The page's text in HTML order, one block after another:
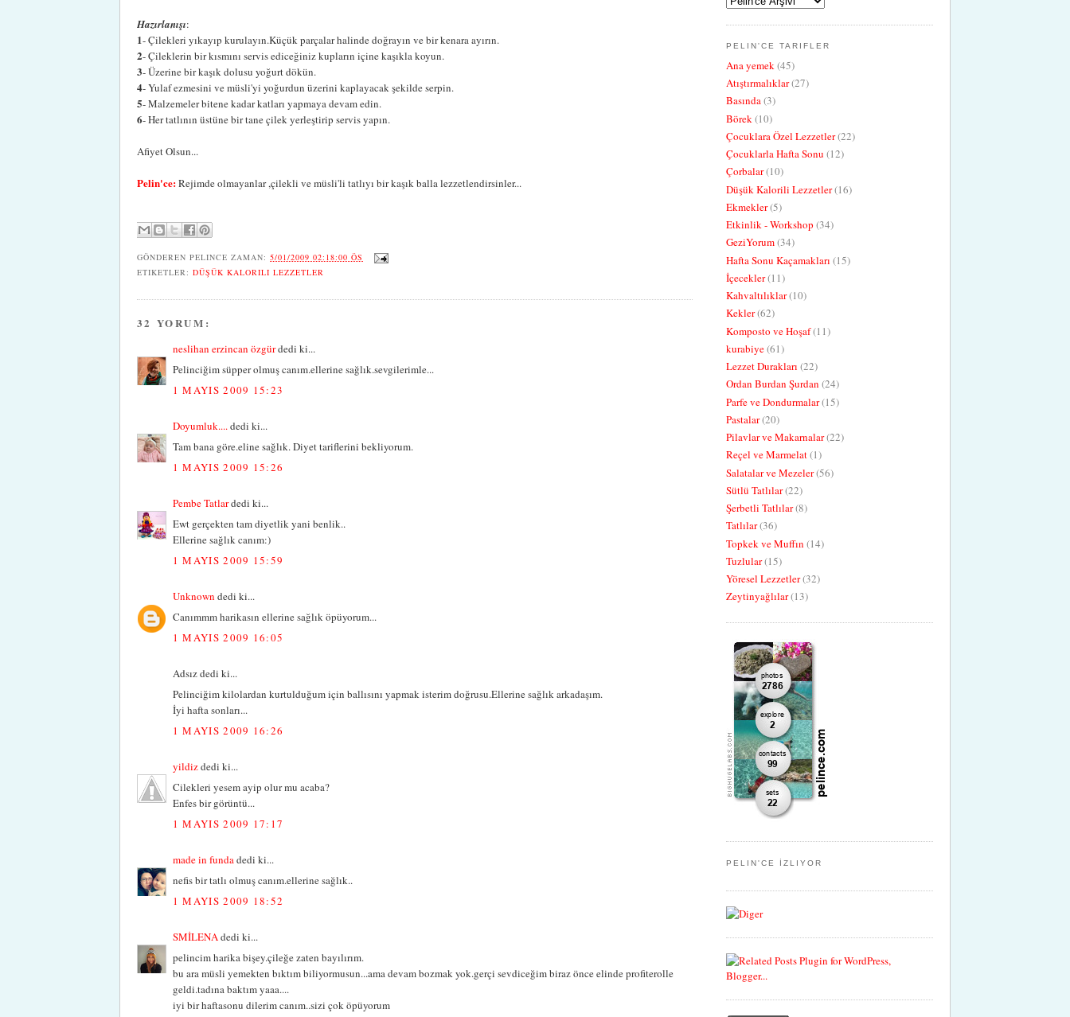
Hazırlanışı:
1- Çilekleri yıkayıp kurulayın.Küçük parçalar halinde doğrayın ve bir kenara ayırın.
2- Çileklerin bir kısmını servis ediceğiniz kupların içine kaşıkla koyun.
3- Üzerine bir kaşık dolusu yoğurt dökün.
4- Yulaf ezmesini ve müsli'yi yoğurdun üzerini kaplayacak şekilde serpin.
5- Malzemeler bitene kadar katları yapmaya devam edin.
6- Her tatlının üstüne bir tane çilek yerleştirip servis yapın.
Afiyet Olsun...
Pelin'ce:Rejimde olmayanlar ,çilekli ve müsli'li tatlıyı bir kaşık balla lezzetlendirsinler...
GÖNDEREN PELINCE ZAMAN:5/01/2009 02:18:00 ÖS
ETIKETLER: DÜŞÜK KALORILI LEZZETLER
32 YORUM:
neslihan erzincan özgürdedi ki...
Pelinciğim süpper olmuş canım.ellerine sağlık.sevgilerimle...
1 MAYIS 2009 15:23
Doyumluk.... dedi ki...
Tam bana göre.eline sağlık. Diyet tariflerini bekliyorum.
1 MAYIS 2009 15:26
Pembe Tatlardedi ki...
Ewt gerçekten tam diyetlik yani benlik..
Ellerine sağlık canım:)
1 MAYIS 2009 15:59
Unknown dedi ki...
Canımmm harikasın ellerine sağlık öpüyorum...
1 MAYIS 2009 16:05
Adsız dedi ki...
Pelinciğim kilolardan kurtulduğum için ballısını yapmak isterim doğrusu.Ellerine sağlık arkadaşım.
İyi hafta sonları...
1 MAYIS 2009 16:26
yildizdedi ki...
Cilekleri yesem ayip olur mu acaba?
Enfes bir görüntü...
1 MAYIS 2009 17:17
made in funda dedi ki...
nefis bir tatlı olmuş canım.ellerine sağlık..
1 MAYIS 2009 18:52
SMİLENA dedi ki...
pelincim harika bişey.çileğe zaten bayılırım.
bu ara müsli yemekten bıktım biliyormusun...ama devam bozmak yok.gerçi sevdiceğim biraz önce elinde profiterolle
geldi.tadına baktım yaaa....
iyi bir haftasonu dilerim canım..sizi çok öpüyorum
PELIN'CE TARIFLER
Ana yemek(45)
Atıştırmalıklar(27)
Basında(3)
Börek(10)
Çocuklara Özel Lezzetler(22)
Çocuklarla Hafta Sonu (12)
Çorbalar(10)
Düşük Kalorili Lezzetler(16)
Ekmekler(5)
Etkinlik - Workshop (34)
GeziYorum(34)
Hafta Sonu Kaçamakları (15)
İçecekler(11)
Kahvaltılıklar(10)
Kekler(62)
Komposto ve Hoşaf(11)
kurabiye(61)
Lezzet Durakları (22)
Ordan Burdan Şurdan (24)
Parfe ve Dondurmalar(15)
Pastalar(20)
Pilavlar ve Makarnalar(22)
Reçel ve Marmelat(1)
Salatalar ve Mezeler(56)
Sütlü Tatlılar(22)
Şerbetli Tatlılar(8)
Tatlılar(36)
Topkek ve Muffın (14)
Tuzlular(15)
Yöresel Lezzetler(32)
Zeytinyağlılar(13)
PELIN'CE İZLIYOR